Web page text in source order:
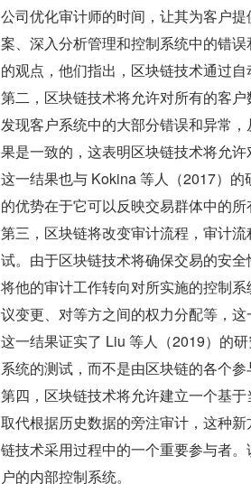
公司优化审计师的时间，让其为客户
案、深入分析管理和控制系统中的错
的观点，他们指出，区块链技术通过
第二，区块链技术将允许对所有的客
发现客户系统中的大部分错误和异常
果是一致的，这表明区块链技术将允
这一结果也与 Kokina 等人（2017）
的优势在于它可以反映交易群体中的所
第三，区块链将改变审计流程，审计
试。由于区块链技术将确保交易的安
将他的审计工作转向对所实施的控制
议变更、对等方之间的权力分配等，这
这一结果证实了 Liu 等人（2019）的
系统的测试，而不是由区块链的各个参
第四，区块链技术将允许建立一个基
取代根据历史数据的旁注审计，这种
链技术采用过程中的一个重要参与者
户的内部控制系统。